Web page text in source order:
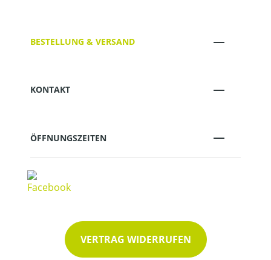
BESTELLUNG & VERSAND
KONTAKT
ÖFFNUNGSZEITEN
VERTRAG WIDERRUFEN